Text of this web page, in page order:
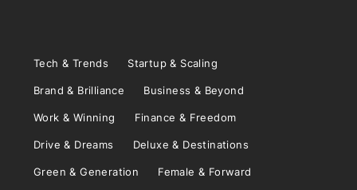
Tech & Trends Startup & Scaling
Brand & Brilliance Business & Beyond
Work & Winning Finance & Freedom
Drive & Dreams Deluxe & Destinations
Green & Generation Female & Forward